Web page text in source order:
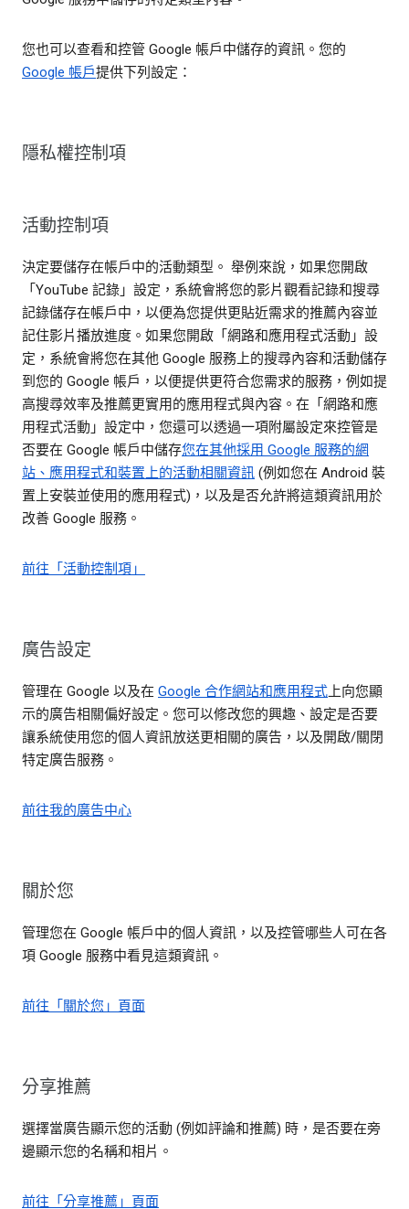
您也可以查看和控管 Google 帳戶中儲存的資訊。您的
Google 帳戶提供下列設定：
隱私權控制項
活動控制項
決定要儲存在帳戶中的活動類型。 舉例來說，如果您開啟
「YouTube 記錄」設定，系統會將您的影片觀看記錄和搜尋
記錄儲存在帳戶中，以便為您提供更貼近需求的推薦內容並
記住影片播放進度。如果您開啟「網路和應用程式活動」設
定，系統會將您在其他 Google 服務上的搜尋內容和活動儲存
到您的 Google 帳戶，以便提供更符合您需求的服務，例如提
高搜尋效率及推薦更實用的應用程式與內容。在「網路和應
用程式活動」設定中，您還可以透過一項附屬設定來控管是
否要在 Google 帳戶中儲存您在其他採用 Google 服務的網
站、應用程式和裝置上的活動相關資訊 (例如您在 Android 裝
置上安裝並使用的應用程式)，以及是否允許將這類資訊用於
改善 Google 服務。
前往「活動控制項」
廣告設定
管理在 Google 以及在 Google 合作網站和應用程式上向您顯
示的廣告相關偏好設定。您可以修改您的興趣、設定是否要
讓系統使用您的個人資訊放送更相關的廣告，以及開啟/關閉
特定廣告服務。
前往我的廣告中心
關於您
管理您在 Google 帳戶中的個人資訊，以及控管哪些人可在各
項 Google 服務中看見這類資訊。
前往「關於您」頁面
分享推薦
選擇當廣告顯示您的活動 (例如評論和推薦) 時，是否要在旁
邊顯示您的名稱和相片。
前往「分享推薦」頁面